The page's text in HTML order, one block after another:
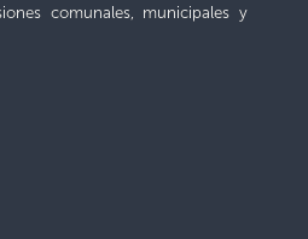
comunales, municipales y